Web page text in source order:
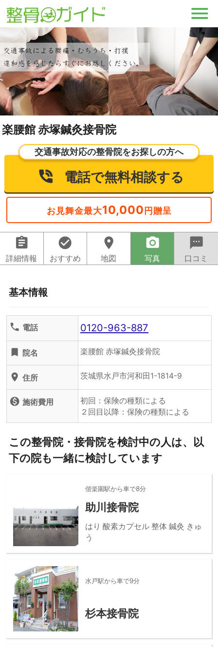
楽腰館 赤塚鍼灸接骨院
交通事故対応の整骨院をお探しの方へ
電話で無料相談する
お見舞金最大10,000 円贈呈
assignment
詳細情報
check_circle
おすすめ
location_on
地図
camera_alt
写真
sms
口コミ
基本情報
phone 電話 0120-963-887
turned_in 院名 楽腰館 赤塚鍼灸接骨院
location_on 住所 茨城県水戸市河和田1-1814-9
monetization_on 施術費用
初回：保険の種類による
２回目以降：保険の種類による
この整骨院・接骨院を検討中の人は、以
下の院も一緒に検討しています
偕楽園駅から車で8分
助川接骨院
はり 酸素カプセル 整体 鍼灸 きゅ
う
水戸駅から車で9分
杉本接骨院